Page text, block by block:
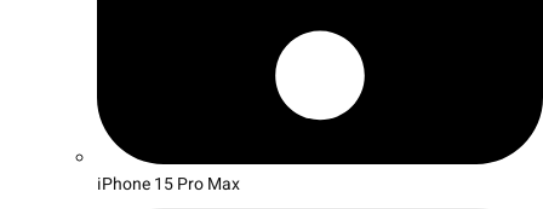
iPhone 15 Pro Max